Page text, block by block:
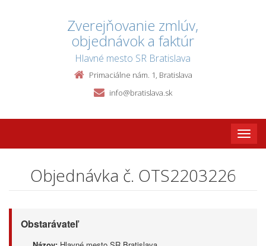
Zverejňovanie zmlúv,
objednávok a faktúr
Hlavné mesto SR Bratislava
Primaciálne nám. 1, Bratislava
info@bratislava.sk
Toggle
Objednávka č. OTS2203226
Obstarávateľ